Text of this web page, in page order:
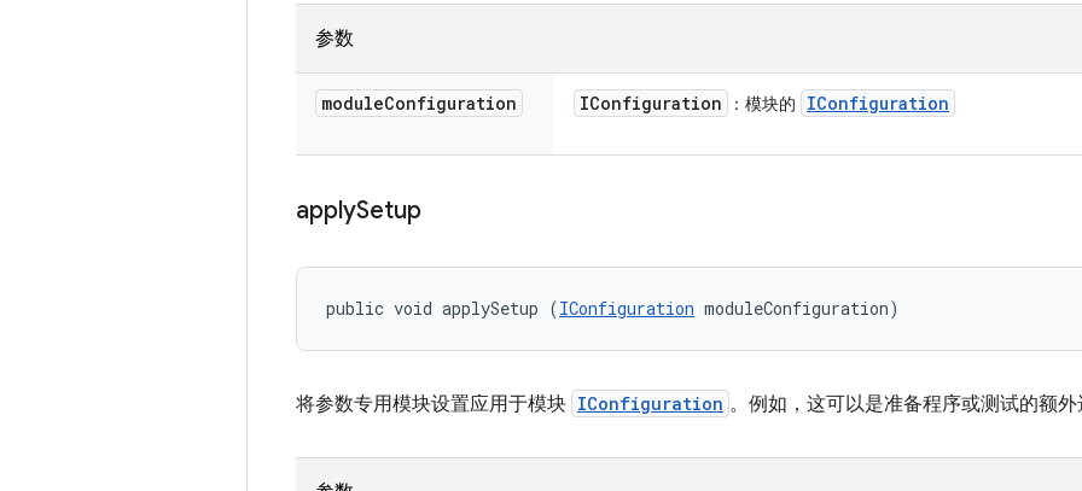
参数
moduleConfiguration IConfiguration ：模块的 IConfiguration
applySetup
public void applySetup (IConfiguration moduleConfiguration)
将参数专用模块设置应用于模块 IConfiguration 。例如，这可以是准备程序或测试的额